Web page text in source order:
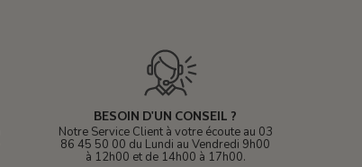
BESOIN D'UN CONSEIL ?
Notre Service Client à votre écoute au 03
86 45 50 00 du Lundi au Vendredi 9h00
à 12h00 et de 14h00 à 17h00.